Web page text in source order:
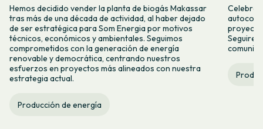
Hemos decidido vender la planta de biogás Makassar
tras más de una década de actividad, al haber dejado
de ser estratégica para Som Energia por motivos
técnicos, económicos y ambientales. Seguimos
comprometidos con la generación de energía
renovable y democrática, centrando nuestros
esfuerzos en proyectos más alineados con nuestra
estrategia actual.
Producción de energía